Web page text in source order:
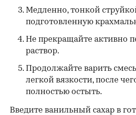
Медленно, тонкой
подготовленную
Не прекращайте активно
раствор.
Продолжайте варить
легкой вязкости, после
полностью остыть.
Введите ванильный сахар в